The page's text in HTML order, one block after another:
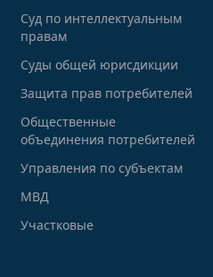
Суд по интеллектуальным
правам
Суды общей юрисдикции
Защита прав потребителей
Общественные
объединения потребителей
Управления по субъектам
МВД
Участковые